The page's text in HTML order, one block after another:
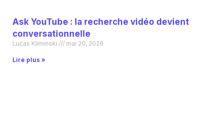
Ask YouTube : la recherche vidéo devient
conversationnelle
Lucas Kliminski mai 20, 2026
Lire plus »